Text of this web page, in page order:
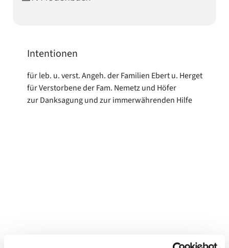
Intentionen
für leb. u. verst. Angeh. der Familien Ebert u. Herget
für Verstorbene der Fam. Nemetz und Höfer
zur Danksagung und zur immerwährenden Hilfe